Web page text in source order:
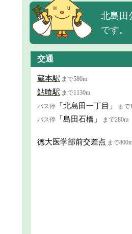
北島田
です。
交通
蔵本駅 まで580m
鮎喰駅 まで1130m
バス停 「北島田一丁目」
まで
バス停 「島田石橋」 まで280m
徳大医学部前交差点 まで